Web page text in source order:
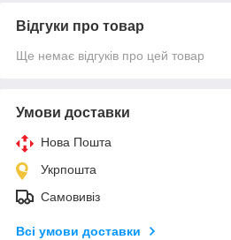
Відгуки про товар
Ще немає відгуків про цей товар
Умови доставки
Нова Пошта
Укрпошта
Самовивіз
Всі умови доставки